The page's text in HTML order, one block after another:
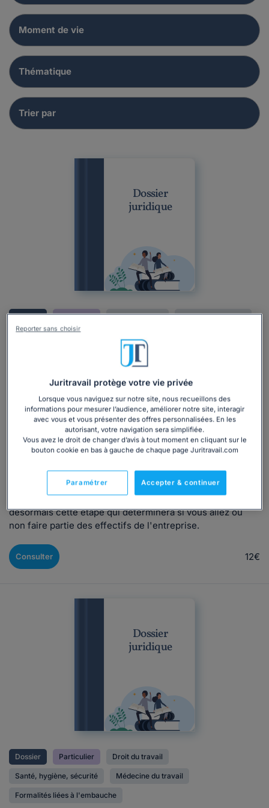
Dossier
juridique
Dossier Particulier Droit du travail Contrats de Travail
Préparer un entretien d'embauche en
cohérence avec la lettre de motivation :
comment bien le réussir ?
Rédigé par Caroline Audenaert Filliol, mis à jour le 29/05/2024
Recommandations et astuces pour préparer son entretien
d'emploi et vous avez surmonté la première étape de la
sélection ! Votre profil a été retenu par le recruteur qui
vous sollicite pour un entretien d’embauche. C'est
désormais cette étape qui déterminera si vous allez ou
non faire partie des effectifs de l'entreprise.
Consulter 12€
Dossier
juridique
Dossier Particulier Droit du travail
Santé, hygiène, sécurité Médecine du travail
Formalités liées à l'embauche
Juritravail protège votre vie privée
Lorsque vous naviguez sur notre site, nous recueillons des
informations pour mesurer l’audience, améliorer notre site, interagir
avec vous et vous présenter des offres personnalisées. En les
autorisant, votre navigation sera simplifiée.
Vous avez le droit de changer d’avis à tout moment en cliquant sur le
bouton cookie en bas à gauche de chaque page Juritravail.com
Accepter & continuer
Paramétrer
Reporter sans choisir